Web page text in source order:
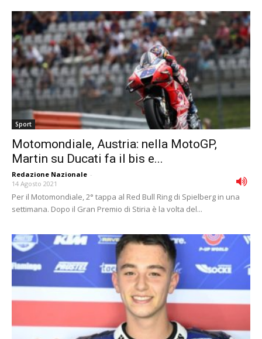
Sport
Motomondiale, Austria: nella MotoGP,
Martin su Ducati fa il bis e...
Redazione Nazionale -
14 Agosto 2021
Per il Motomondiale, 2° tappa al Red Bull Ring di Spielberg in una
settimana. Dopo il Gran Premio di Stiria è la volta del...